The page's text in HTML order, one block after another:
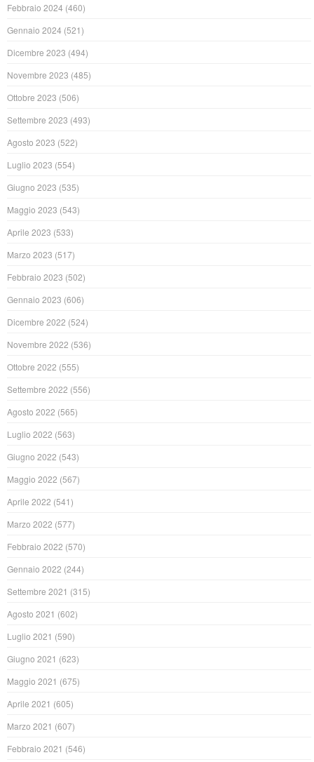
Febbraio 2024 (460)
Gennaio 2024 (521)
Dicembre 2023 (494)
Novembre 2023 (485)
Ottobre 2023 (506)
Settembre 2023 (493)
Agosto 2023 (522)
Luglio 2023 (554)
Giugno 2023 (535)
Maggio 2023 (543)
Aprile 2023 (533)
Marzo 2023 (517)
Febbraio 2023 (502)
Gennaio 2023 (606)
Dicembre 2022 (524)
Novembre 2022 (536)
Ottobre 2022 (555)
Settembre 2022 (556)
Agosto 2022 (565)
Luglio 2022 (563)
Giugno 2022 (543)
Maggio 2022 (567)
Aprile 2022 (541)
Marzo 2022 (577)
Febbraio 2022 (570)
Gennaio 2022 (244)
Settembre 2021 (315)
Agosto 2021 (602)
Luglio 2021 (590)
Giugno 2021 (623)
Maggio 2021 (675)
Aprile 2021 (605)
Marzo 2021 (607)
Febbraio 2021 (546)